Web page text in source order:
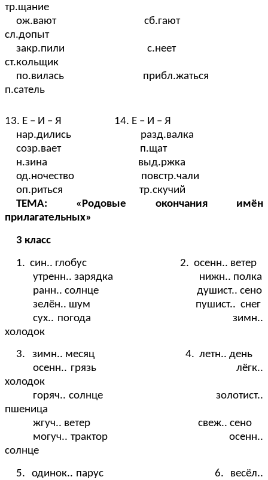
тр.щание
ож.вают сб.гают
сл.допыт
закр.пили с.неет
ст.кольщик
по.вилась прибл.жаться
п.сатель
13. Е – И – Я 14. Е – И – Я
нар.дились разд.валка
созр.вает п.щат
н.зина выд.ржка
од.ночество повстр.чали
оп.риться тр.скучий
ТЕМА: «Родовые окончания имён
прилагательных»
3 класс
1. син.. глобус 2. осенн.. ветер
утренн.. зарядка нижн.. полка
ранн.. солнце душист.. сено
зелён.. шум пушист.. снег
сух.. погода зимн..
холодок
3. зимн.. месяц 4. летн.. день
осенн.. грязь лёгк..
холодок
горяч.. солнце золотист..
пшеница
жгуч.. ветер свеж.. сено
могуч.. трактор осенн..
солнце
5. одинок.. парус 6. весёл..